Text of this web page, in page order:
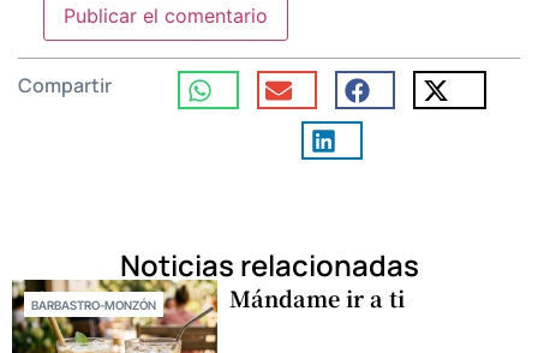
Compartir
Noticias relacionadas
BARBASTRO-MONZÓN Mándame ir a ti